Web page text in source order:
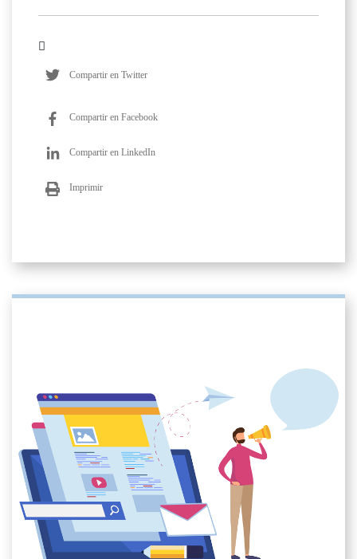
Compartir en Twitter
Compartir en Facebook
Compartir en LinkedIn
Imprimir